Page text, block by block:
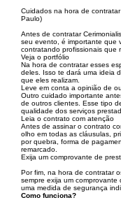
Cuidados na hora de
Paulo)
Antes de contratar
seu evento, é importante que
contratando profissionais que
Veja o portfólio
Na hora de contratar esses
deles. Isso te dará uma ideia
que eles realizam.
Leve em conta a opinião de
Outro cuidado importante
de outros clientes. Esse tipo
qualidade dos serviços
Leia o contrato com atenção
Antes de assinar o contrato
olho em todas as cláusulas,
por quebra, forma de
remarcado.
Exija um comprovante de
Por fim, na hora de contratar
sempre exija um
uma medida de segurança
Como funciona?